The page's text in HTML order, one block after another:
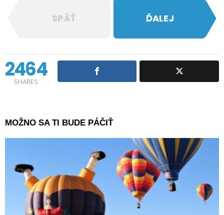
SPÄŤ ĎALEJ
2464
SHARES
MOŽNO SA TI BUDE PÁČIŤ